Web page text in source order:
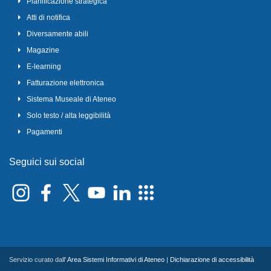
Atti di notifica
Diversamente abili
Magazine
E-learning
Fatturazione elettronica
Sistema Museale di Ateneo
Solo testo / alta leggibilità
Pagamenti
Seguici sui social
Servizio curato dall'Area Sistemi Informativi di Ateneo | Dichiarazione di accessibilità